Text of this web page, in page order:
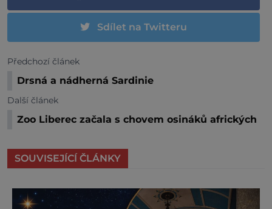
Sdílet na Twitteru
Předchozí článek
Drsná a nádherná Sardinie
Další článek
Zoo Liberec začala s chovem osináků afrických
SOUVISEJÍCÍ ČLÁNKY